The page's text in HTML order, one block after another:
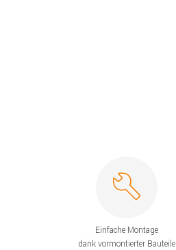
Einfache Montage
dank vormontierter Bauteile